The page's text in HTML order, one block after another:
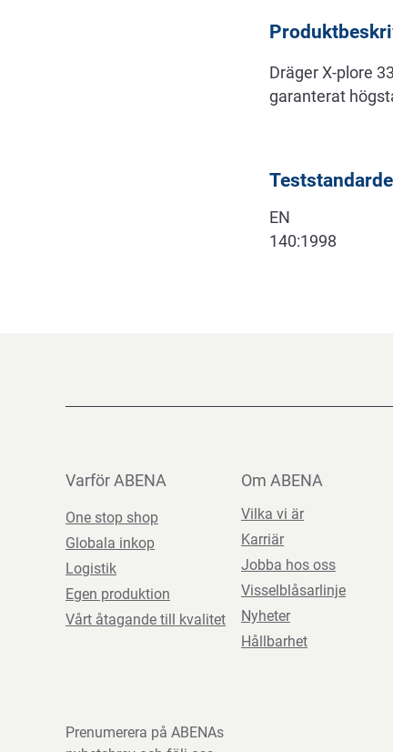
Dräger X-plore
garanterat
EN
140:1998
Varför ABENA
One stop shop
Globala inkop
Logistik
Egen produktion
Vårt åtagande till kvalitet
Om ABENA
Vilka vi är
Karriär
Jobba hos oss
Visselblåsarlinje
Nyheter
Hållbarhet
Prenumerera på ABENAs